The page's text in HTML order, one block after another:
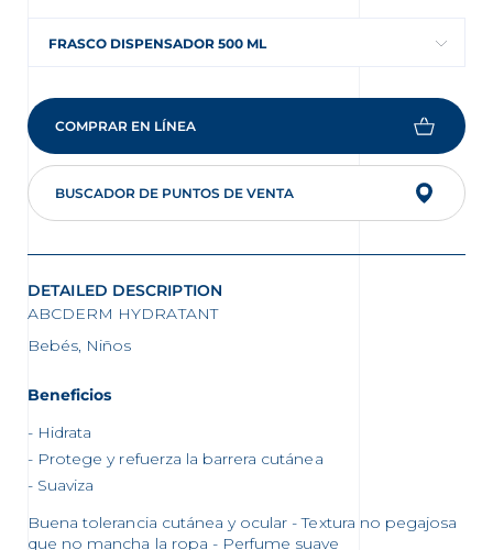
FRASCO DISPENSADOR 500 ML
COMPRAR EN LÍNEA
BUSCADOR DE PUNTOS DE VENTA
DETAILED DESCRIPTION
ABCDERM HYDRATANT
Bebés, Niños
Beneficios
Hidrata
Protege y refuerza la barrera cutánea
Suaviza
Buena tolerancia cutánea y ocular - Textura no pegajosa
que no mancha la ropa - Perfume suave